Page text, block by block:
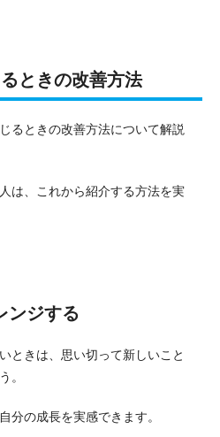
ときの改善方法
るときの改善方法について解説
は、これから紹介する方法を実
ンジする
ときは、思い切って新しいこと
。
分の成長を実感できます。